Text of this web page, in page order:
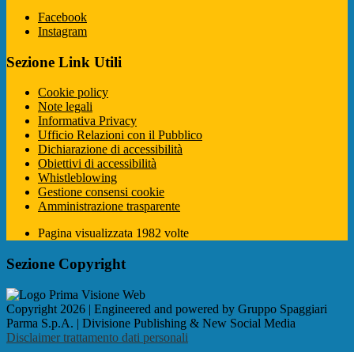
Facebook
Instagram
Sezione Link Utili
Cookie policy
Note legali
Informativa Privacy
Ufficio Relazioni con il Pubblico
Dichiarazione di accessibilità
Obiettivi di accessibilità
Whistleblowing
Gestione consensi cookie
Amministrazione trasparente
Pagina visualizzata 1982 volte
Sezione Copyright
Copyright 2026 | Engineered and powered by Gruppo Spaggiari
Parma S.p.A. | Divisione Publishing & New Social Media
Disclaimer trattamento dati personali